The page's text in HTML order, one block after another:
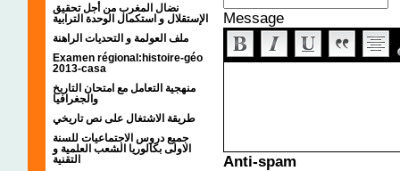
نضال المغرب من أجل تحقيق
الإستقلال و استكمال الوحدة الترابية
ملف العولمة و التحديات الراهنة
Examen régional:histoire-géo
2013-casa
منهجية التعامل مع امتحان التاريخ
والجغرافيا
طريقة الاشتغال على نص تاريخي
جميع دروس الاجتماعيات للسنة
الاولى بكالوريا الشعب العلمية و
التقنية
Message
Anti-spam